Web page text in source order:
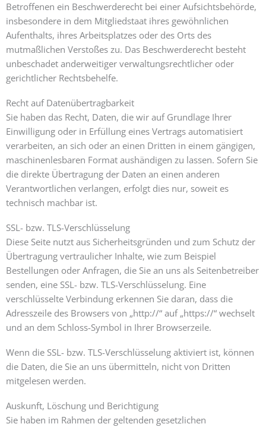
Betroffenen ein Beschwerderecht bei einer Aufsichtsbehörde,
insbesondere in dem Mitgliedstaat ihres gewöhnlichen
Aufenthalts, ihres Arbeitsplatzes oder des Orts des
mutmaßlichen Verstoßes zu. Das Beschwerderecht besteht
unbeschadet anderweitiger verwaltungsrechtlicher oder
gerichtlicher Rechtsbehelfe.
Recht auf Daten­übertrag­barkeit
Sie haben das Recht, Daten, die wir auf Grundlage Ihrer
Einwilligung oder in Erfüllung eines Vertrags automatisiert
verarbeiten, an sich oder an einen Dritten in einem gängigen,
maschinenlesbaren Format aushändigen zu lassen. Sofern Sie
die direkte Übertragung der Daten an einen anderen
Verantwortlichen verlangen, erfolgt dies nur, soweit es
technisch machbar ist.
SSL- bzw. TLS-Verschlüsselung
Diese Seite nutzt aus Sicherheitsgründen und zum Schutz der
Übertragung vertraulicher Inhalte, wie zum Beispiel
Bestellungen oder Anfragen, die Sie an uns als Seitenbetreiber
senden, eine SSL- bzw. TLS-Verschlüsselung. Eine
verschlüsselte Verbindung erkennen Sie daran, dass die
Adresszeile des Browsers von „http://“ auf „https://“ wechselt
und an dem Schloss-Symbol in Ihrer Browserzeile.
Wenn die SSL- bzw. TLS-Verschlüsselung aktiviert ist, können
die Daten, die Sie an uns übermitteln, nicht von Dritten
mitgelesen werden.
Auskunft, Löschung und Berichtigung
Sie haben im Rahmen der geltenden gesetzlichen